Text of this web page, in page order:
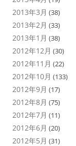
2013年3月 (38)
2013年2月 (33)
2013年1月 (38)
2012年12月 (30)
2012年11月 (22)
2012年10月 (133)
2012年9月 (17)
2012年8月 (75)
2012年7月 (11)
2012年6月 (20)
2012年5月 (31)